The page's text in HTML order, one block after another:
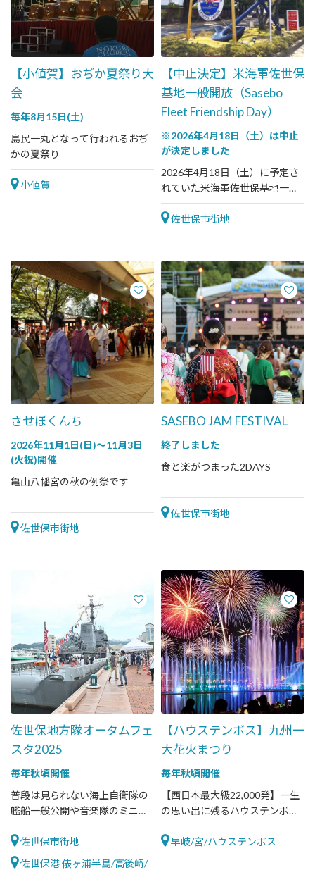
【小値賀】おぢか夏祭り大
会
毎年8月15日(土)
島民一丸となって行われるおぢ
かの夏祭り
小値賀
【中止決定】米海軍佐世保
基地一般開放（Sasebo
Fleet Friendship Day）
※2026年4月18日（土）は中止
が決定しました
2026年4月18日（土）に予定さ
れていた米海軍佐世保基地一般
開放は中止になりました。現時
点で延期開催などの予定はあり
佐世保市街地
させぼくんち
2026年11月1日(日)～11月3日
(火祝)開催
亀山八幡宮の秋の例祭です
佐世保市街地
SASEBO JAM FESTIVAL
終了しました
食と楽がつまった2DAYS
佐世保市街地
佐世保地方隊オータムフェ
スタ2025
毎年秋頃開催
普段は見られない海上自衛隊の
艦船一般公開や音楽隊のミニコ
ンサートが楽しめる！
佐世保市街地
佐世保港 俵ヶ浦半島/高後崎/
【ハウステンボス】九州一
大花火まつり
毎年秋頃開催
【西日本最大級22,000発】一生
の思い出に残るハウステンボス
ならではの壮大な花火
早岐/宮/ハウステンボス